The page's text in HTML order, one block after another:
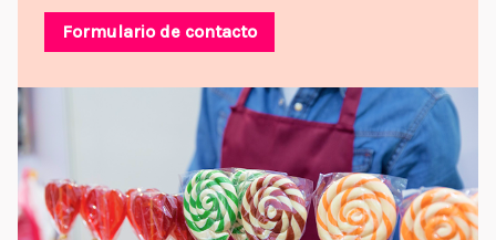
Formulario de contacto